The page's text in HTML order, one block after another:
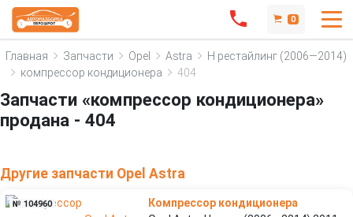
0
Главная Запчасти Opel Astra
H рестайлинг (2006—2014)
компрессор кондиционера
404
Запчасти «компрессор кондиционера»
продана - 404
Другие запчасти Opel Astra
№ 104960
Компрессор кондиционера